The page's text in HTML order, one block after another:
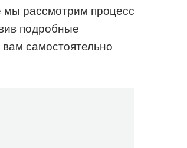
мы рассмотрим процесс
подробные
самостоятельно